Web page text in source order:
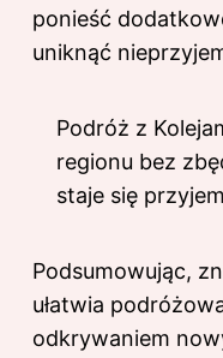
ponieść
uniknąć
Podróż z
regionu bez
staje się
Podsumowując,
ułatwia
odkrywaniem